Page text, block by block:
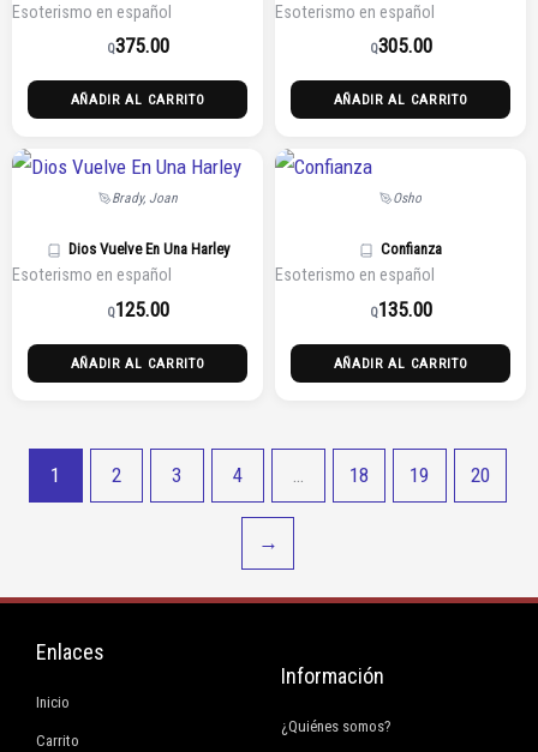
Esoterismo en español
Q375.00
AÑADIR AL CARRITO
Esoterismo en español
Q305.00
AÑADIR AL CARRITO
Brady, Joan
Dios Vuelve En Una Harley
Esoterismo en español
Q125.00
AÑADIR AL CARRITO
Osho
Confianza
Esoterismo en español
Q135.00
AÑADIR AL CARRITO
1 2 3 4 18 19 20
→
Enlaces
Inicio
Carrito
Información
¿Quiénes somos?